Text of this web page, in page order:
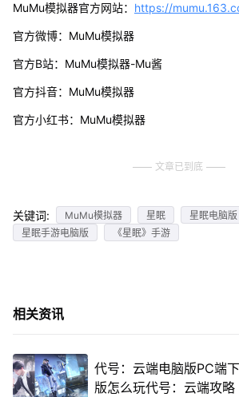
MuMu模拟器官方网站： https://
官方微博：MuMu模拟器
官方B站：MuMu模拟器-Mu酱
官方抖音：MuMu模拟器
官方小红书：MuMu模拟器
文章已到底
关键词: MuMu模拟器 星眠 星眠电脑版
星眠手游电脑版
《星眠》手游
相关资讯
代号：云端电脑版PC端
版怎么玩代号：云端攻略